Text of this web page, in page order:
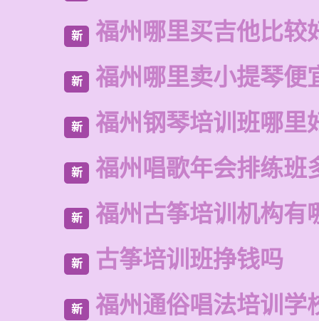
新 福州哪里买吉他比较
新 福州哪里卖小提琴便
新 福州钢琴培训班哪里
新 福州唱歌年会排练班
新 福州古筝培训机构有
新 古筝培训班挣钱吗
新 福州通俗唱法培训学